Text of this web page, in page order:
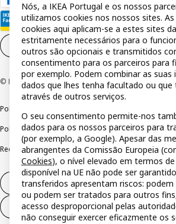
Definições de cookies PT
© Inter IKEA Systems B.V 1999-2026
Política de privacidade
Política de divulgação responsávelLivro de
Reclamações e resolução de litígios
Direito de livre resolução
Direito de livre resolução (serviços)
Nós, a IKEA Portugal e os nossos
utilizamos cookies nos nossos sites. As
cookies aqui aplicam-se a estes sites
estritamente necessários para o
outros são opcionais e transmitidos
consentimento para os parceiros para
por exemplo. Podem combinar as
dados que lhes tenha facultado ou
através de outros serviços.
O seu consentimento permite-nos
dados para os nossos parceiros para
(por exemplo, a Google). Apesar das
abrangentes da Comissão Europeia
Cookies), o nível elevado em termos
disponível na UE não pode ser
transferidos apresentam riscos:
ou podem ser tratados para outros
acesso desproporcional pelas
não conseguir exercer eficazmente os